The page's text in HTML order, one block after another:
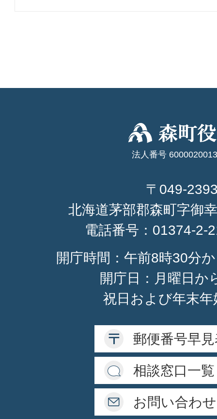
法人番号
〒049-
北海道茅部郡森町字御
電話番号： 01374-2-
開庁時間：午前8時30分
開庁日：月曜日か
祝日および年末
郵便番号早
相談窓口一覧
お問い合わせ